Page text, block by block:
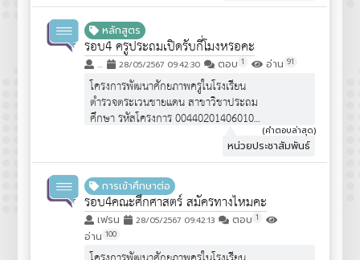
https://www.edu.cmu.ac.th/assets/pdf/qpot/
เป็นโครงการพิเศษ """ไม่ได้เปิดรับสมัคร
นักเรียน ม.6 ทั่วไป""" จึงไม่ได้มีการ
ประชาสัมพันธ์ครับ
หลักสูตร
รอบ4 ครูประถมเปิดรับกี่โมงหรอคะ
… 28/05/2567 09:42:30 ตอบ 1 อ่าน 91
โครงการพัฒนาศักยภาพครูในโรงเรียน
ตำรวจตระเวนชายแดน สาขาวิชาประถม
ศึกษา รหัสโครงการ 00440201406010
https://www.edu.cmu.ac.th/assets/pdf/qpot/
เป็นโครงการพิเศษ """ไม่ได้เปิดรับสมัคร
นักเรียน ม.6 ทั่วไป""" จึงไม่ได้มีการ
ประชาสัมพันธ์ครับ
(คำตอบล่าสุด)
หน่วยประชาสัมพันธ์
การเข้าศึกษาต่อ
รอบ4คณะศึกศาสตร์ สมัครทางไหมคะ
เฟรน 28/05/2567 09:42:13 ตอบ 1
อ่าน 100